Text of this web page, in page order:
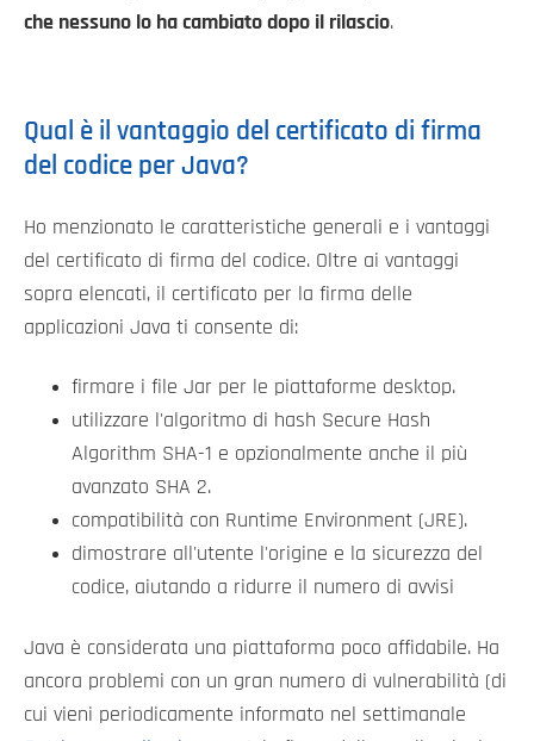
che nessuno lo ha cambiato dopo il rilascio.
Qual è il vantaggio del certificato di firma
del codice per Java?
Ho menzionato le caratteristiche generali e i vantaggi
del certificato di firma del codice. Oltre ai vantaggi
sopra elencati, il certificato per la firma delle
applicazioni Java ti consente di:
firmare i file Jar per le piattaforme desktop.
utilizzare l'algoritmo di hash Secure Hash
Algorithm SHA-1 e opzionalmente anche il più
avanzato SHA 2.
compatibilità con Runtime Environment (JRE).
dimostrare all'utente l'origine e la sicurezza del
codice, aiutando a ridurre il numero di avvisi
Java è considerata una piattaforma poco affidabile. Ha
ancora problemi con un gran numero di vulnerabilità (di
cui vieni periodicamente informato nel settimanale